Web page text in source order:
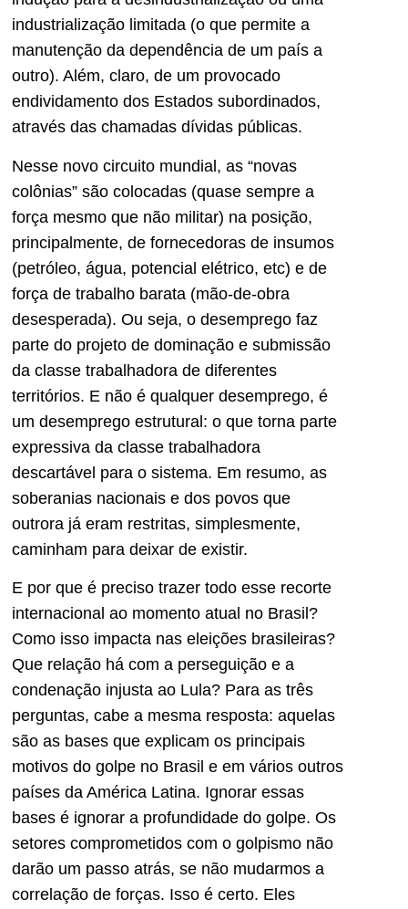
industrialização limitada (o que permite a
manutenção da dependência de um país a
outro). Além, claro, de um provocado
endividamento dos Estados subordinados,
através das chamadas dívidas públicas.
Nesse novo circuito mundial, as “novas
colônias” são colocadas (quase sempre a
força mesmo que não militar) na posição,
principalmente, de fornecedoras de insumos
(petróleo, água, potencial elétrico, etc) e de
força de trabalho barata (mão-de-obra
desesperada). Ou seja, o desemprego faz
parte do projeto de dominação e submissão
da classe trabalhadora de diferentes
territórios. E não é qualquer desemprego, é
um desemprego estrutural: o que torna parte
expressiva da classe trabalhadora
descartável para o sistema. Em resumo, as
soberanias nacionais e dos povos que
outrora já eram restritas, simplesmente,
caminham para deixar de existir.
E por que é preciso trazer todo esse recorte
internacional ao momento atual no Brasil?
Como isso impacta nas eleições brasileiras?
Que relação há com a perseguição e a
condenação injusta ao Lula? Para as três
perguntas, cabe a mesma resposta: aquelas
são as bases que explicam os principais
motivos do golpe no Brasil e em vários outros
países da América Latina. Ignorar essas
bases é ignorar a profundidade do golpe. Os
setores comprometidos com o golpismo não
darão um passo atrás, se não mudarmos a
correlação de forças. Isso é certo. Eles